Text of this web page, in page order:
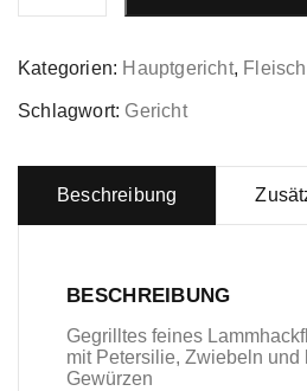
Kategorien: Hauptgericht, Fleisch
Schlagwort: Gericht
Beschreibung
BESCHREIBUNG
Gegrilltes feines
mit Petersilie, Zwiebeln und
Gewürzen